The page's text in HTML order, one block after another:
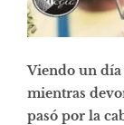
Viendo un día
mientras
pasó por la